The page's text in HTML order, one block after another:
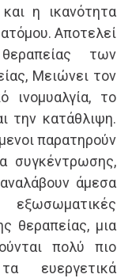
η ικανότητα
Αποτελεί
των
Μειώνει τον
ινομυαλγία, το
την κατάθλιψη.
παρατηρούν
συγκέντρωσης,
άμεσα
θεραπείας, μια
πολύ πιο
ευεργετικά